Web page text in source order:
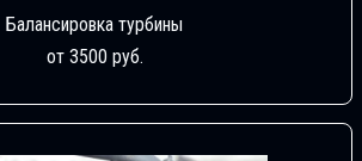
Балансировка турбины
от 3500 руб.